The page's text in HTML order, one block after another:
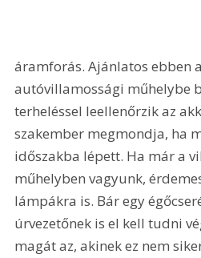
áramforás. Ajánlatos ebben
autóvillamossági műhelybe
terheléssel leellenőrzik az
szakember megmondja, ha
időszakba lépett. Ha már a
műhelyben vagyunk,
lámpákra is. Bár egy
úrvezetőnek is el kell tudni
magát az, akinek ez nem